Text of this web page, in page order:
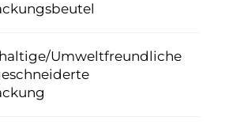
umweltfreundliche